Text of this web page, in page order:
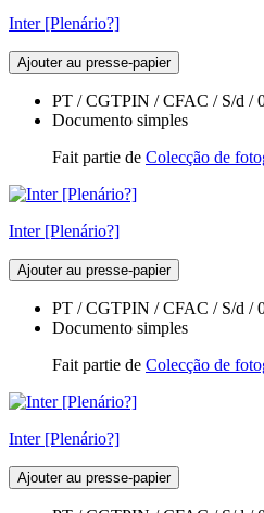
Inter [Plenário?]
Ajouter au presse-papier
PT / CGTPIN / CFAC / S/d /
Documento simples
Fait partie de Colecção de
Inter [Plenário?]
Ajouter au presse-papier
PT / CGTPIN / CFAC / S/d /
Documento simples
Fait partie de Colecção de
Inter [Plenário?]
Ajouter au presse-papier